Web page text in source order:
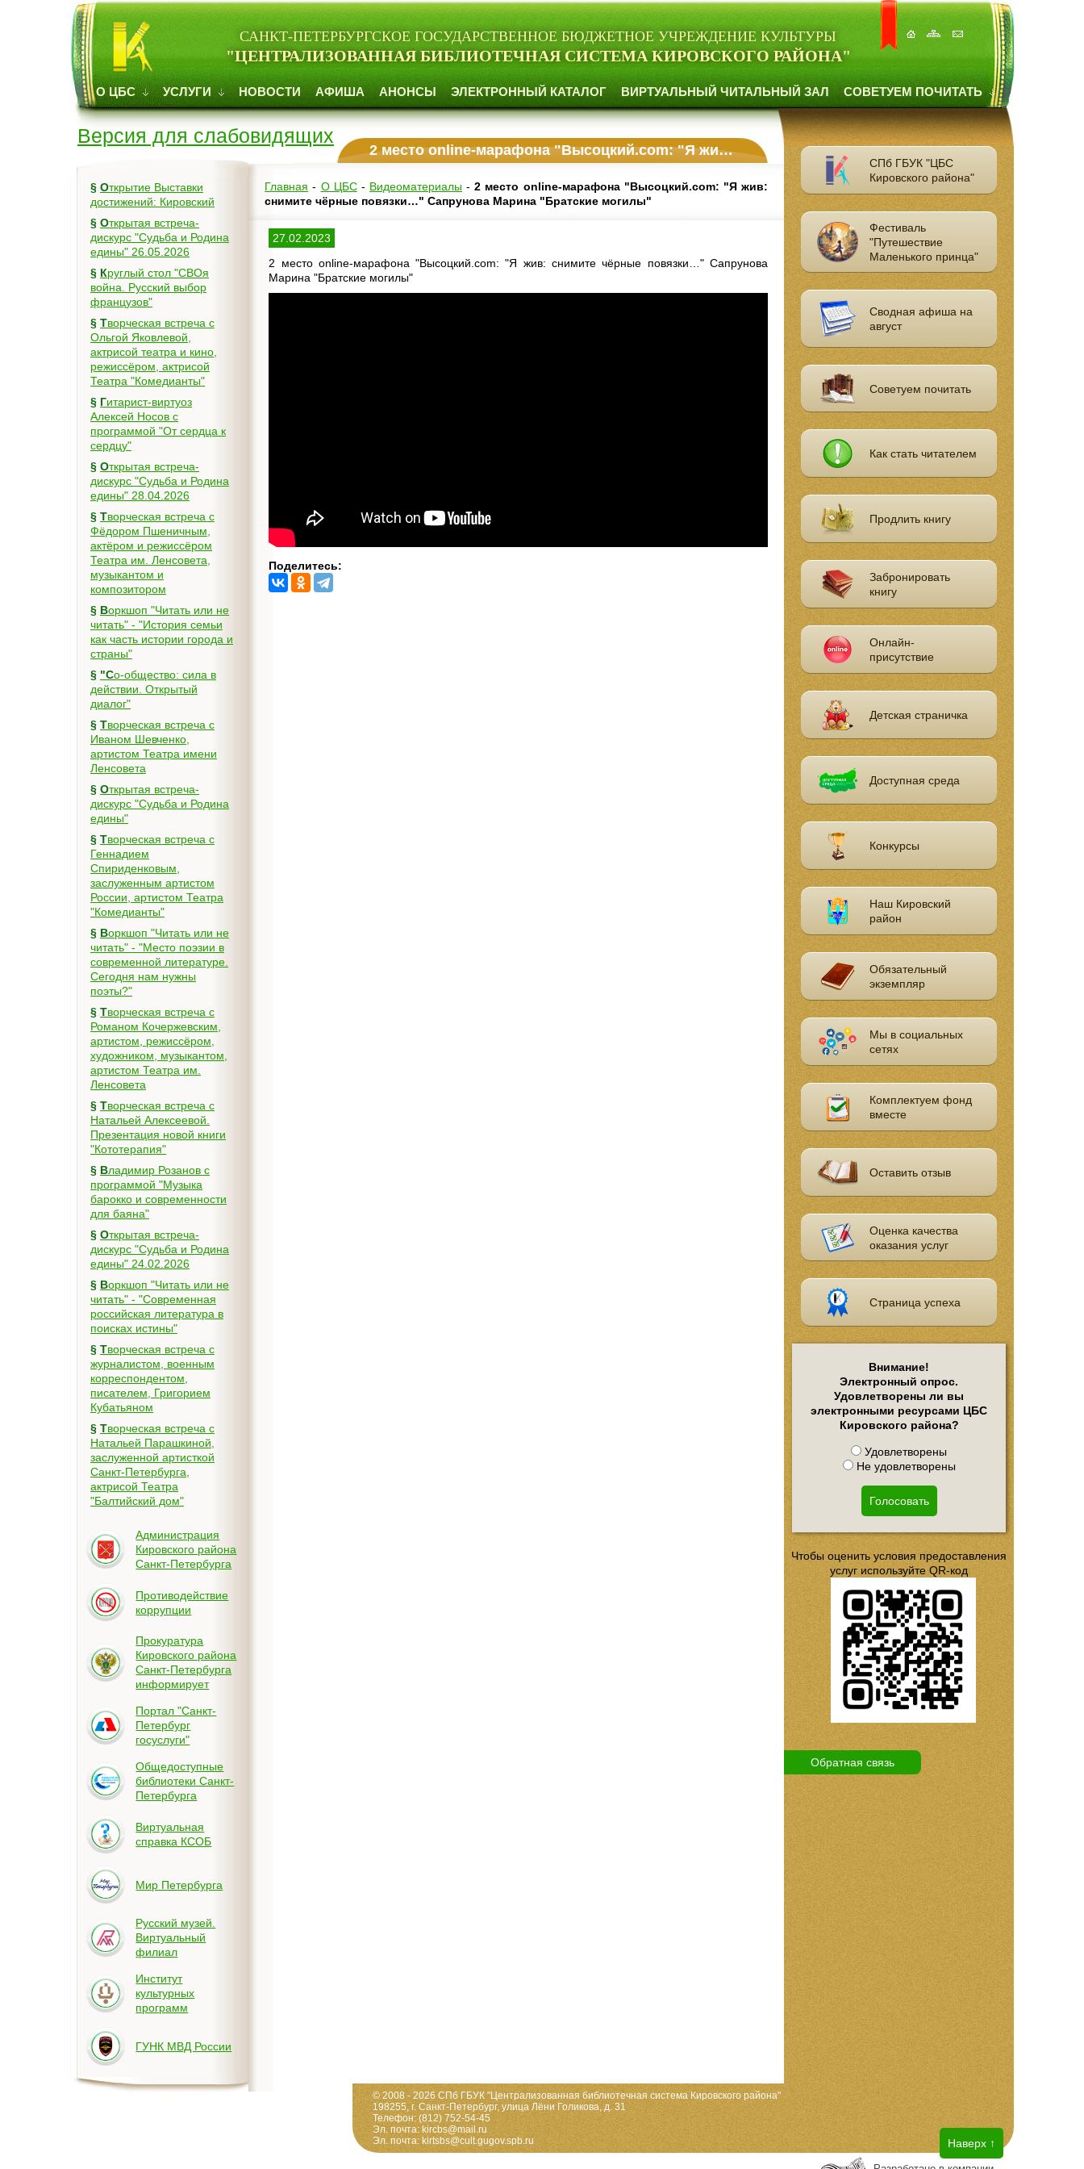
САНКТ-ПЕТЕРБУРГСКОЕ ГОСУДАРСТВЕННОЕ БЮДЖЕТНОЕ УЧРЕЖДЕНИЕ КУЛЬТУРЫ
"ЦЕНТРАЛИЗОВАННАЯ БИБЛИОТЕЧНАЯ СИСТЕМА КИРОВСКОГО РАЙОНА"
О ЦБС УСЛУГИ НОВОСТИ АФИША АНОНСЫ ЭЛЕКТРОННЫЙ КАТАЛОГ ВИРТУАЛЬНЫЙ ЧИТАЛЬНЫЙ ЗАЛ СОВЕТУЕМ ПОЧИТАТЬ
Версия для слабовидящих
§ Открытие Выставки
достижений: Кировский
§ Открытая встреча-
дискурс "Судьба и Родина
едины" 26.05.2026
§ Круглый стол "СВОя
война. Русский выбор
французов"
§ Творческая встреча с
Ольгой Яковлевой,
актрисой театра и кино,
режиссёром, актрисой
Театра "Комедианты"
§ Гитарист-виртуоз
Алексей Носов с
программой "От сердца к
сердцу"
§ Открытая встреча-
дискурс "Судьба и Родина
едины" 28.04.2026
§ Творческая встреча с
Фёдором Пшеничным,
актёром и режиссёром
Театра им. Ленсовета,
музыкантом и
композитором
§ Воркшоп "Читать или не
читать" - "История семьи
как часть истории города и
страны"
§ "Со-общество: сила в
действии. Открытый
диалог"
§ Творческая встреча с
Иваном Шевченко,
артистом Театра имени
Ленсовета
§ Открытая встреча-
дискурс "Судьба и Родина
едины"
§ Творческая встреча с
Геннадием
Спириденковым,
заслуженным артистом
России, артистом Театра
"Комедианты"
§ Воркшоп "Читать или не
читать" - "Место поэзии в
современной литературе.
Сегодня нам нужны
поэты?"
§ Творческая встреча с
Романом Кочержевским,
артистом, режиссёром,
художником, музыкантом,
артистом Театра им.
Ленсовета
§ Творческая встреча с
Натальей Алексеевой.
Презентация новой книги
"Кототерапия"
§ Владимир Розанов с
программой "Музыка
барокко и современности
для баяна"
§ Открытая встреча-
дискурс "Судьба и Родина
едины" 24.02.2026
§ Воркшоп "Читать или не
читать" - "Современная
российская литература в
поисках истины"
§ Творческая встреча с
журналистом, военным
корреспондентом,
писателем, Григорием
Кубатьяном
§ Творческая встреча с
Натальей Парашкиной,
заслуженной артисткой
Санкт-Петербурга,
актрисой Театра
"Балтийский дом"
Администрация
Кировского района
Санкт-Петербурга
Противодействие
коррупции
Прокуратура
Кировского района
Санкт-Петербурга
информирует
Портал "Санкт-
Петербург
госуслуги"
Общедоступные
библиотеки Санкт-
Петербурга
Виртуальная
справка КСОБ
Мир Петербурга
Русский музей.
Виртуальный
филиал
Институт
культурных
программ
ГУНК МВД России
2 место online-марафона "Высоцкий.com: "Я жив: снимите чёрные повязки…" Сапрунова Марина "Братские могилы"
Главная - О ЦБС- Видеоматериалы -2 место online-марафона "Высоцкий.com: "Я жив:
снимите чёрные повязки…" Сапрунова Марина "Братские могилы"
27.02.2023
2 место online-марафона "Высоцкий.com: "Я жив: снимите чёрные повязки…" Сапрунова
Марина "Братские могилы"
Поделитесь:
СПб ГБУК "ЦБС
Кировского района"
Фестиваль
"Путешествие
Маленького принца"
Сводная афиша на
август
Советуем почитать
Как стать читателем
Продлить книгу
Забронировать
книгу
Онлайн-
присутствие
Детская страничка
Доступная среда
Конкурсы
Наш Кировский
район
Обязательный
экземпляр
Мы в социальных
сетях
Комплектуем фонд
вместе
Оставить отзыв
Оценка качества
оказания услуг
Страница успеха
Внимание!
Электронный опрос.
Удовлетворены ли вы
электронными ресурсами ЦБС
Кировского района?
Удовлетворены
Не удовлетворены
Голосовать
Чтобы оценить условия предоставления
услуг используйте QR-код
Обратная связь
© 2008 - 2026 СПб ГБУК "Централизованная библиотечная система Кировского района"
198255, г. Санкт-Петербург, улица Лёни Голикова, д. 31
Телефон: (812) 752-54-45
Эл. почта: kircbs@mail.ru
Эл. почта: kirtsbs@cult.gugov.spb.ru
Наверх ↑